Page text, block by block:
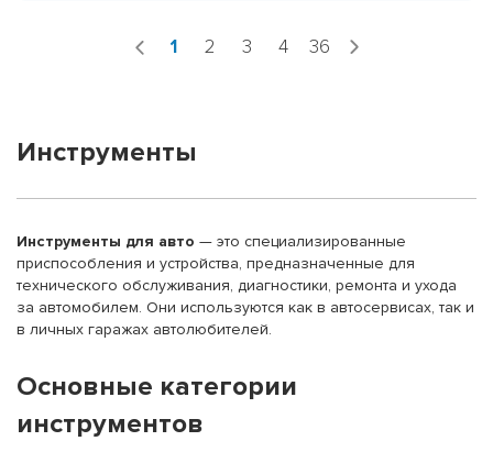
1 2 3 4 36
Инструменты
Инструменты для авто — это специализированные
приспособления и устройства, предназначенные для
технического обслуживания, диагностики, ремонта и ухода
за автомобилем. Они используются как в автосервисах, так и
в личных гаражах автолюбителей.
Основные категории
инструментов